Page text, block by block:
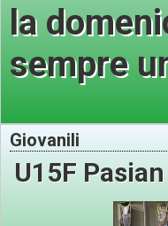
la
sempre
Giovanili
U15F